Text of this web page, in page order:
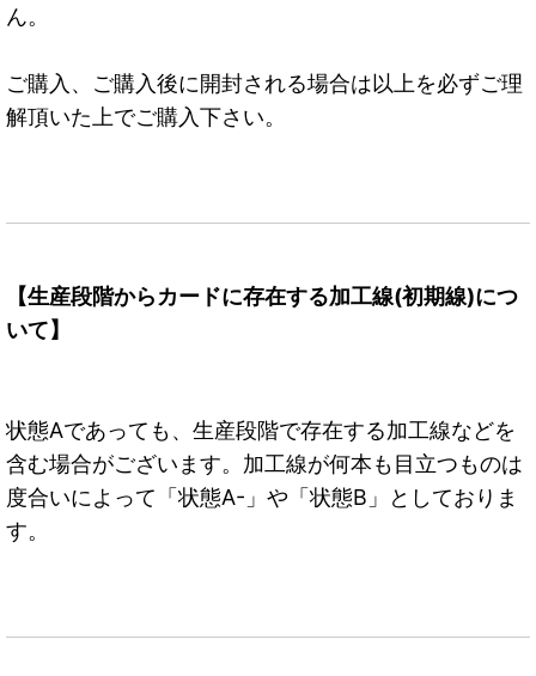
ん。
ご購入、ご購入後に開封される場合は以上を必ずご理
解頂いた上でご購入下さい。
【生産段階からカードに存在する加工線(初期線)につ
いて】
状態Aであっても、生産段階で存在する加工線などを
含む場合がございます。加工線が何本も目立つものは
度合いによって「状態A-」や「状態B」としておりま
す。